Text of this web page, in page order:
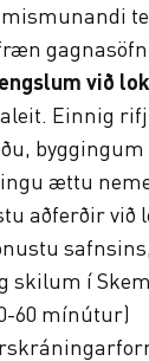
mismunandi
við
Einnig
byggingum
ættu
aðferðir við
skilum í
60 mínútur)